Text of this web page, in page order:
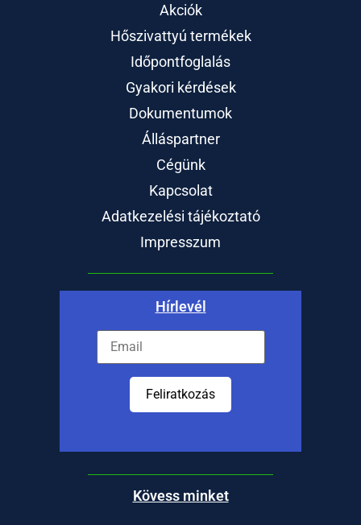
Akciók
Hőszivattyú termékek
Időpontfoglalás
Gyakori kérdések
Dokumentumok
Álláspartner
Cégünk
Kapcsolat
Adatkezelési tájékoztató
Impresszum
Hírlevél
Feliratkozás
Kövess minket